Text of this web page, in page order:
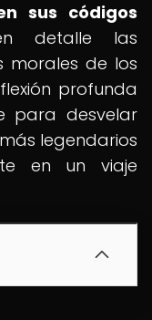
sus códigos
detalle las
morales de los
profunda
para desvelar
legendarios
en un viaje